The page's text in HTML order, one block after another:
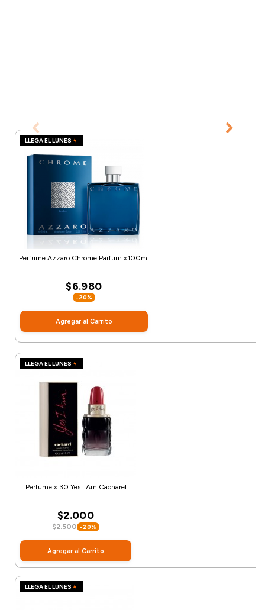
LLEGA EL LUNES
Perfume Azzaro Chrome Parfum x100ml
$6.980
-20%
Agregar al Carrito
LLEGA EL LUNES
Perfume x 30 Yes I Am Cacharel
$2.000
$2.500 -20%
Agregar al Carrito
LLEGA EL LUNES